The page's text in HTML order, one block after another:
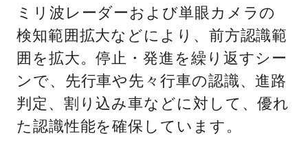
ミリ波レーダーおよび単眼カメラの
検知範囲拡大などにより、前方認識範
囲を拡大。停止・発進を繰り返すシー
ンで、先行車や先々行車の認識、進路
判定、割り込み車などに対して、優れ
た認識性能を確保しています。